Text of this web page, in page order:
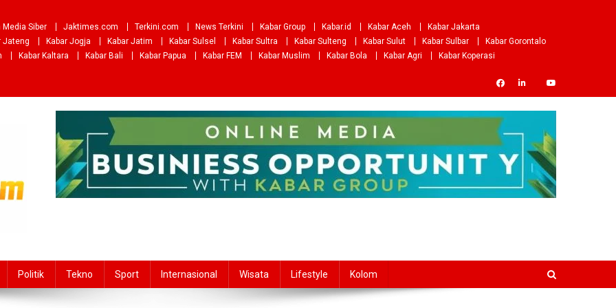
Media Siber Jaktimes.com Terkini.com News Terkini Kabar Group Kabar.id Kabar Aceh
Kabar Jakarta
Jateng Kabar Jogja Kabar Jatim Kabar Sulsel Kabar Sultra Kabar Sulteng Kabar Sulut Kabar Sulbar
Kabar Gorontalo
Kabar Kaltara Kabar Bali Kabar Papua Kabar FEM Kabar Muslim Kabar Bola Kabar Agri
Kabar Koperasi
Politik Tekno Sport Internasional Wisata Lifestyle Kolom